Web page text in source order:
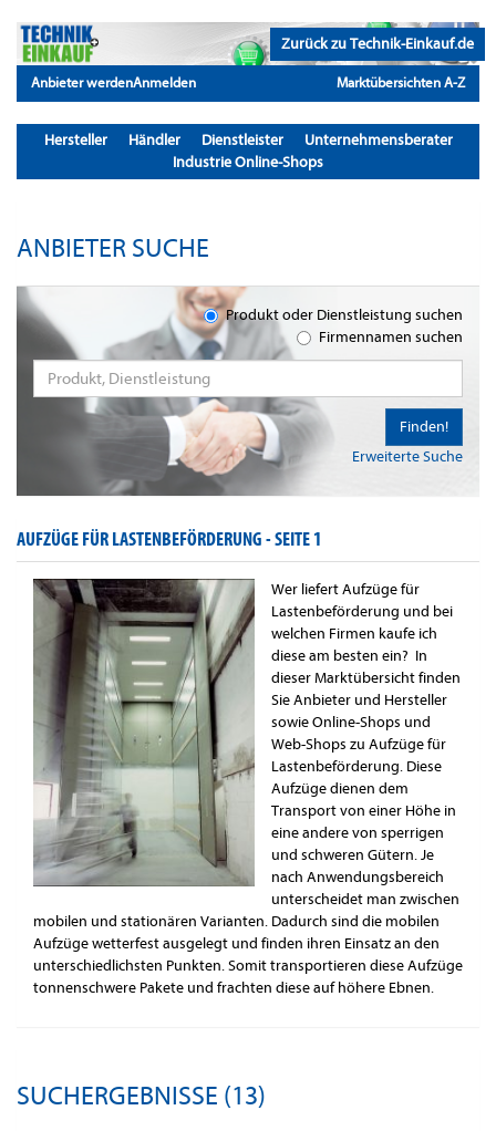
Zurück zu Technik-Einkauf.de
Anbieter werdenAnmelden Marktübersichten A-Z
Hersteller Händler Dienstleister
Unternehmensberater
Industrie Online-Shops
ANBIETER SUCHE
Produkt oder Dienstleistung suchen
Firmennamen suchen
Erweiterte Suche
Finden!
AUFZÜGE FÜR LASTENBEFÖRDERUNG -SEITE 1
Wer liefert Aufzüge für
Lastenbeförderung und bei
welchen Firmen kaufe ich
diese am besten ein? In
dieser Marktübersicht finden
Sie Anbieter und Hersteller
sowie Online-Shops und
Web-Shops zu Aufzüge für
Lastenbeförderung. Diese
Aufzüge dienen dem
Transport von einer Höhe in
eine andere von sperrigen
und schweren Gütern. Je
nach Anwendungsbereich
unterscheidet man zwischen
mobilen und stationären Varianten. Dadurch sind die mobilen
Aufzüge wetterfest ausgelegt und finden ihren Einsatz an den
unterschiedlichsten Punkten. Somit transportieren diese Aufzüge
tonnenschwere Pakete und frachten diese auf höhere Ebnen.
SUCHERGEBNISSE (13)